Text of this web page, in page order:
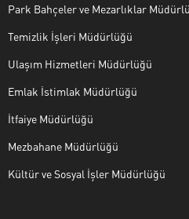
Park Bahçeler ve Mezarlıklar
Temizlik İşleri Müdürlüğü
Ulaşım Hizmetleri Müdürlüğü
Emlak İstimlak Müdürlüğü
İtfaiye Müdürlüğü
Mezbahane Müdürlüğü
Kültür ve Sosyal İşler Müdürlüğü